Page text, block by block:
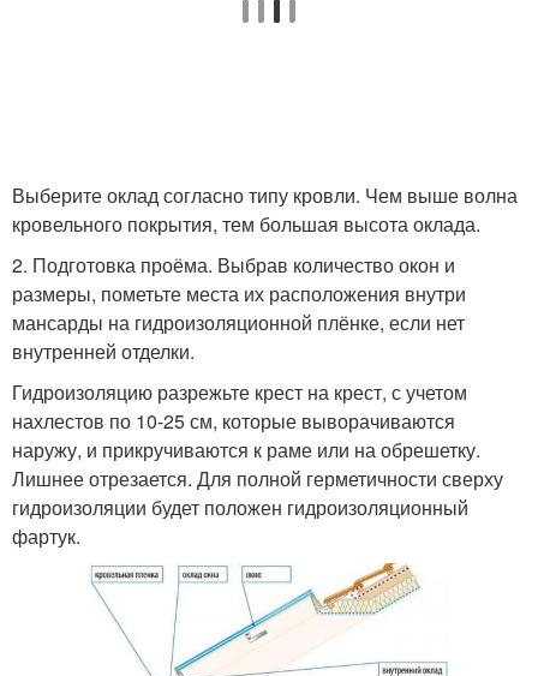
Выберите оклад согласно типу кровли. Чем выше волна
кровельного покрытия, тем большая высота оклада.
2. Подготовка проёма. Выбрав количество окон и
размеры, пометьте места их расположения внутри
мансарды на гидроизоляционной плёнке, если нет
внутренней отделки.
Гидроизоляцию разрежьте крест на крест, с учетом
нахлестов по 10-25 см, которые выворачиваются
наружу, и прикручиваются к раме или на обрешетку.
Лишнее отрезается. Для полной герметичности сверху
гидроизоляции будет положен гидроизоляционный
фартук.